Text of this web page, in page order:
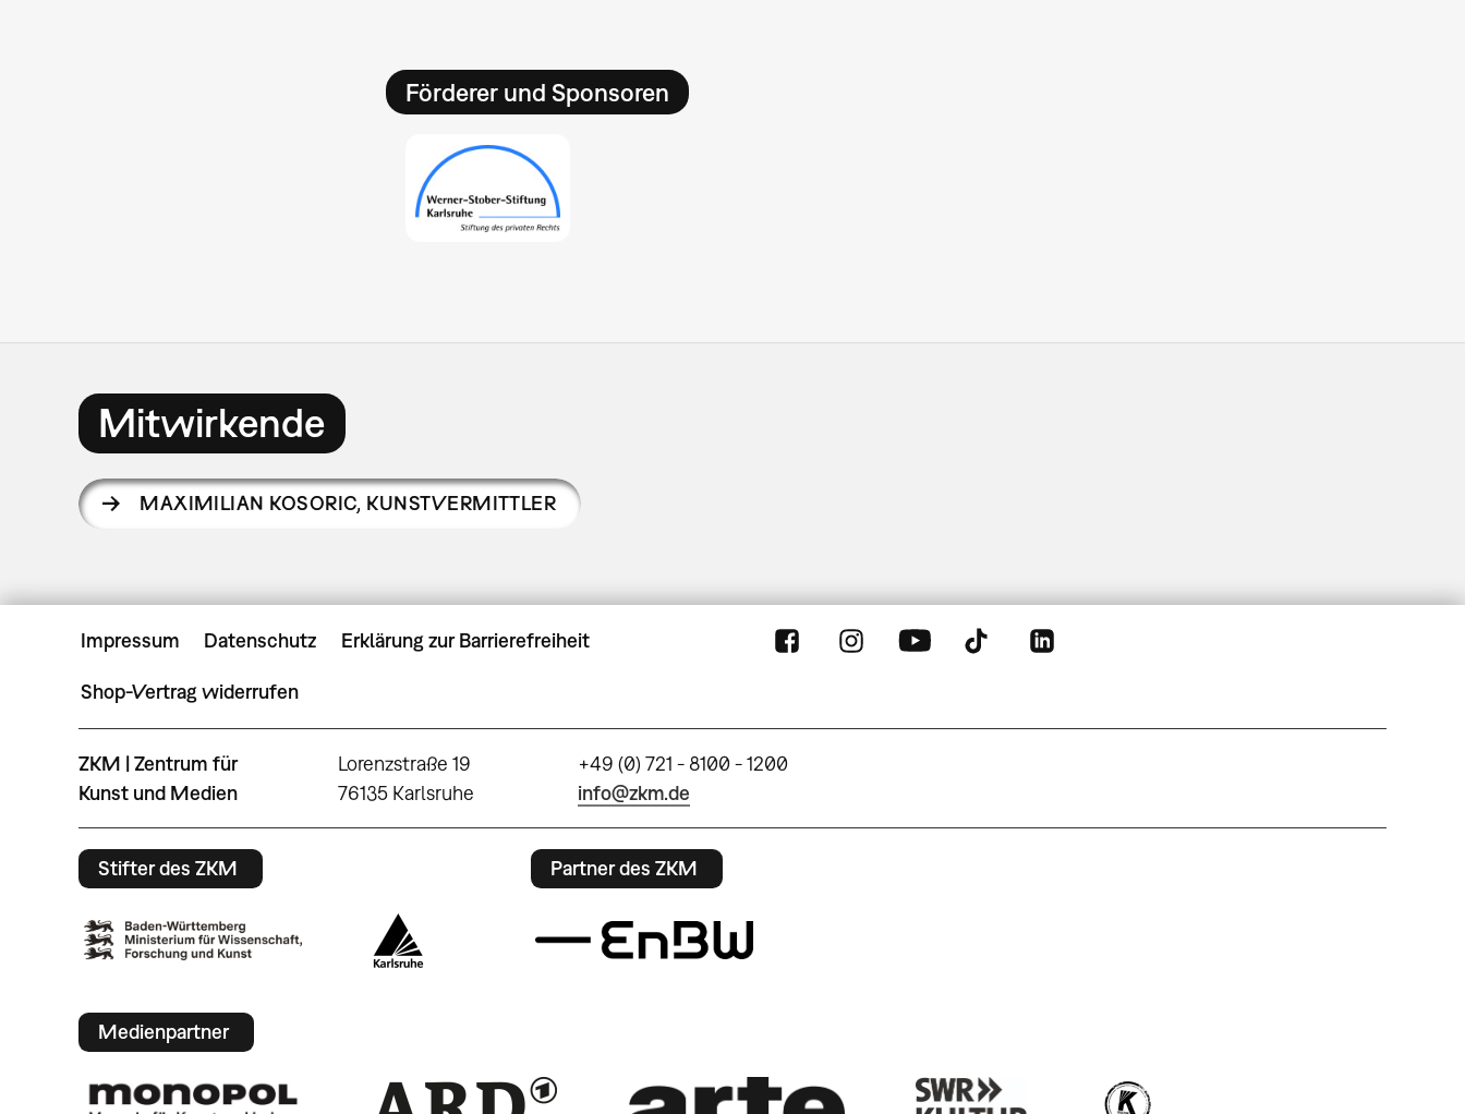
Förderer und Sponsoren
Mitwirkende
MAXIMILIAN KOSORIC, KUNSTVERMITTLER
Impressum Datenschutz Erklärung zur Barrierefreiheit
Shop-Vertrag widerrufen
ZKM | Zentrum für
Kunst und Medien
Lorenzstraße 19
76135 Karlsruhe
+49 (0) 721 - 8100 - 1200
info@zkm.de
Stifter des ZKM Partner des ZKM
Medienpartner